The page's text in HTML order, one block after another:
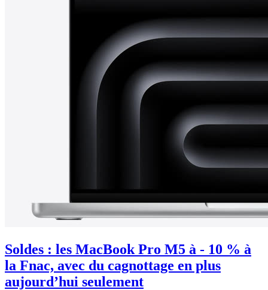
Soldes : les MacBook Pro M5 à - 10 % à
la Fnac, avec du cagnottage en plus
aujourd’hui seulement